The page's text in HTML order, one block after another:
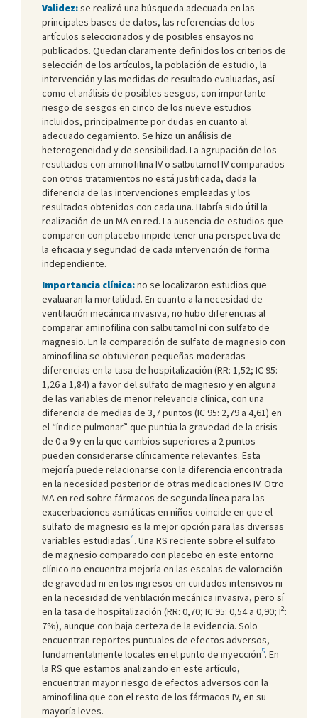
Validez:se realizó una búsqueda adecuada en las
principales bases de datos, las referencias de los
artículos seleccionados y de posibles ensayos no
publicados. Quedan claramente definidos los criterios de
selección de los artículos, la población de estudio, la
intervención y las medidas de resultado evaluadas, así
como el análisis de posibles sesgos, con importante
riesgo de sesgos en cinco de los nueve estudios
incluidos, principalmente por dudas en cuanto al
adecuado cegamiento. Se hizo un análisis de
heterogeneidad y de sensibilidad. La agrupación de los
resultados con aminofilina IV o salbutamol IV comparados
con otros tratamientos no está justificada, dada la
diferencia de las intervenciones empleadas y los
resultados obtenidos con cada una. Habría sido útil la
realización de un MA en red. La ausencia de estudios que
comparen con placebo impide tener una perspectiva de
la eficacia y seguridad de cada intervención de forma
independiente.
Importancia clínica:no se localizaron estudios que
evaluaran la mortalidad. En cuanto a la necesidad de
ventilación mecánica invasiva, no hubo diferencias al
comparar aminofilina con salbutamol ni con sulfato de
magnesio. En la comparación de sulfato de magnesio con
aminofilina se obtuvieron pequeñas-moderadas
diferencias en la tasa de hospitalización (RR: 1,52; IC 95:
1,26 a 1,84) a favor del sulfato de magnesio y en alguna
de las variables de menor relevancia clínica, con una
diferencia de medias de 3,7 puntos (IC 95: 2,79 a 4,61) en
el “índice pulmonar” que puntúa la gravedad de la crisis
de 0 a 9 y en la que cambios superiores a 2 puntos
pueden considerarse clínicamente relevantes. Esta
mejoría puede relacionarse con la diferencia encontrada
en la necesidad posterior de otras medicaciones IV. Otro
MA en red sobre fármacos de segunda línea para las
exacerbaciones asmáticas en niños coincide en que el
sulfato de magnesio es la mejor opción para las diversas
variables estudiadas4. Una RS reciente sobre el sulfato
de magnesio comparado con placebo en este entorno
clínico no encuentra mejoría en las escalas de valoración
de gravedad ni en los ingresos en cuidados intensivos ni
en la necesidad de ventilación mecánica invasiva, pero sí
en la tasa de hospitalización (RR: 0,70; IC 95: 0,54 a 0,90; I2:
7%), aunque con baja certeza de la evidencia. Solo
encuentran reportes puntuales de efectos adversos,
fundamentalmente locales en el punto de inyección5. En
la RS que estamos analizando en este artículo,
encuentran mayor riesgo de efectos adversos con la
aminofilina que con el resto de los fármacos IV, en su
mayoría leves.